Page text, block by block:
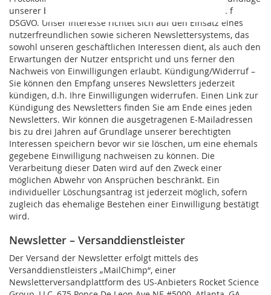
unserer berechtigten Interessen gem. Art. 6 Abs. 1 lit. f
DSGVO. Unser Interesse richtet sich auf den Einsatz eines
nutzerfreundlichen sowie sicheren Newslettersystems, das
sowohl unseren geschäftlichen Interessen dient, als auch den
Erwartungen der Nutzer entspricht und uns ferner den
Nachweis von Einwilligungen erlaubt. Kündigung/Widerruf –
Sie können den Empfang unseres Newsletters jederzeit
kündigen, d.h. Ihre Einwilligungen widerrufen. Einen Link zur
Kündigung des Newsletters finden Sie am Ende eines jeden
Newsletters. Wir können die ausgetragenen E-Mailadressen
bis zu drei Jahren auf Grundlage unserer berechtigten
Interessen speichern bevor wir sie löschen, um eine ehemals
gegebene Einwilligung nachweisen zu können. Die
Verarbeitung dieser Daten wird auf den Zweck einer
möglichen Abwehr von Ansprüchen beschränkt. Ein
individueller Löschungsantrag ist jederzeit möglich, sofern
zugleich das ehemalige Bestehen einer Einwilligung bestätigt
wird.
Newsletter – Versanddienstleister
Der Versand der Newsletter erfolgt mittels des
Versanddienstleisters „MailChimp“, einer
Newsletterversandplattform des US-Anbieters Rocket Science